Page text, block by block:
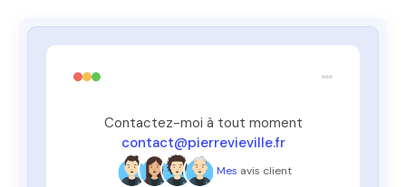
Contactez-moi à tout moment
contact@pierrevieville.fr
Mes avis client